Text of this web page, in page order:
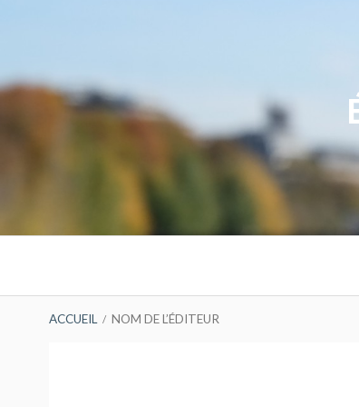
principal
FIL
ACCUEIL NOM DE L’ÉDITEUR